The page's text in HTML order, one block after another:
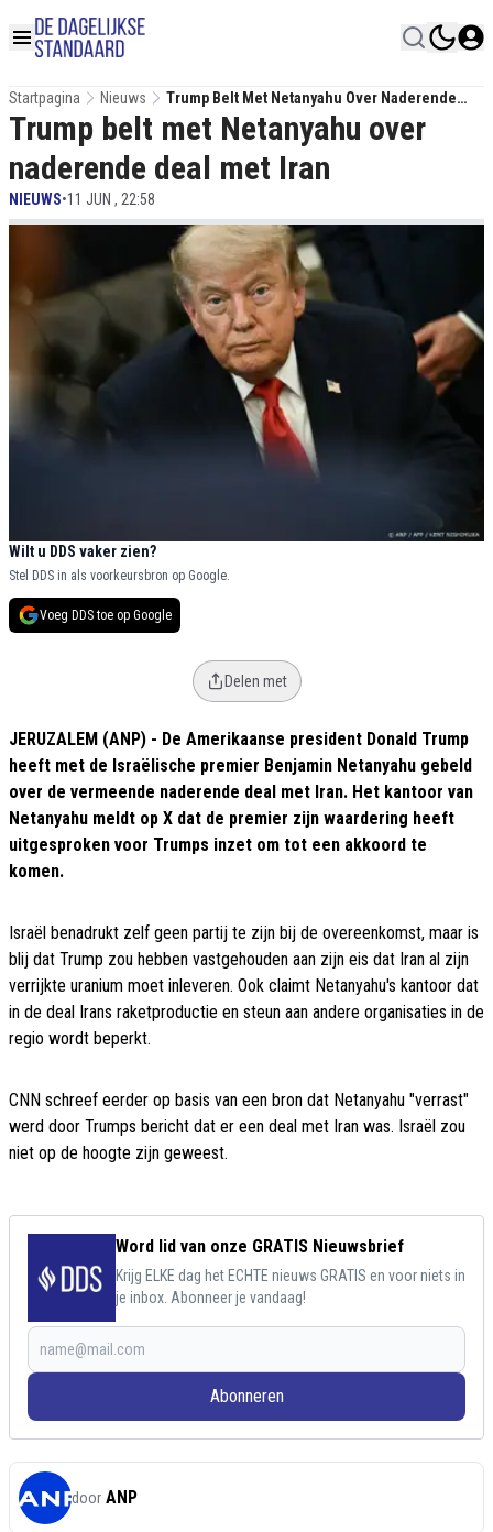
Startpagina Nieuws
Trump Belt Met Netanyahu Over Naderende
Deal Met Iran
Trump belt met Netanyahu over
naderende deal met Iran
NIEUWS•11 JUN , 22:58
Wilt u DDS vaker zien?
Stel DDS in als voorkeursbron op Google.
Voeg DDS toe op Google
Delen met
JERUZALEM (ANP) - De Amerikaanse president Donald Trump
heeft met de Israëlische premier Benjamin Netanyahu gebeld
over de vermeende naderende deal met Iran. Het kantoor van
Netanyahu meldt op X dat de premier zijn waardering heeft
uitgesproken voor Trumps inzet om tot een akkoord te
komen.
Israël benadrukt zelf geen partij te zijn bij de overeenkomst, maar is
blij dat Trump zou hebben vastgehouden aan zijn eis dat Iran al zijn
verrijkte uranium moet inleveren. Ook claimt Netanyahu's kantoor dat
in de deal Irans raketproductie en steun aan andere organisaties in de
regio wordt beperkt.
CNN schreef eerder op basis van een bron dat Netanyahu "verrast"
werd door Trumps bericht dat er een deal met Iran was. Israël zou
niet op de hoogte zijn geweest.
Word lid van onze GRATIS Nieuwsbrief
Krijg ELKE dag het ECHTE nieuws GRATIS en voor niets in
je inbox. Abonneer je vandaag!
Abonneren
door ANP